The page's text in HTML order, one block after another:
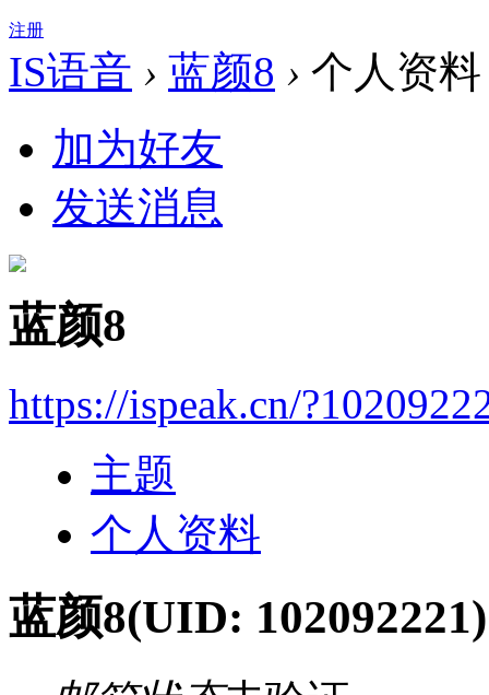
注册
IS语音 › 蓝颜8 › 个人资料
加为好友
发送消息
蓝颜8
https://ispeak.cn/
主题
个人资料
蓝颜8(UID: 102092221)